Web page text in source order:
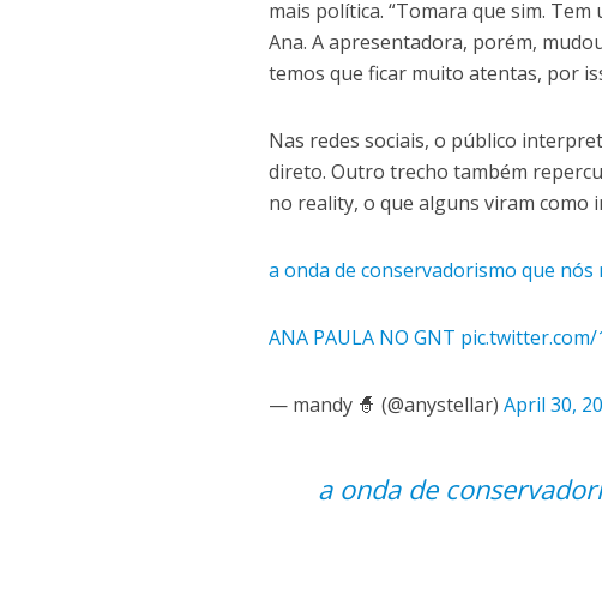
mais política. “Tomara que sim.
Ana. A apresentadora, porém,
temos que ficar muito atentas, por
Nas redes sociais, o público
direto. Outro trecho também
no reality, o que alguns viram como
a onda de conservadorismo que
ANA PAULA NO GNT pic.twitter.com/
— mandy 🧙‍️ (@anystellar)April 30,
a onda de